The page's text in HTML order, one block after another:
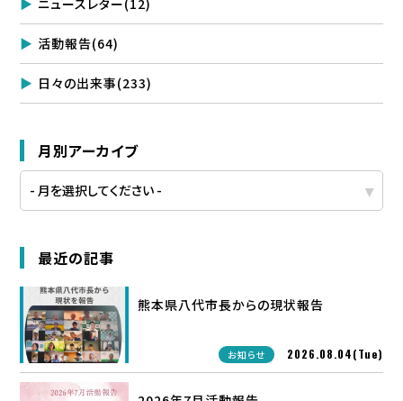
ニュースレター(12)
活動報告(64)
日々の出来事(233)
月別アーカイブ
最近の記事
熊本県八代市長からの現状報告
お知らせ 2026.08.04(Tue)